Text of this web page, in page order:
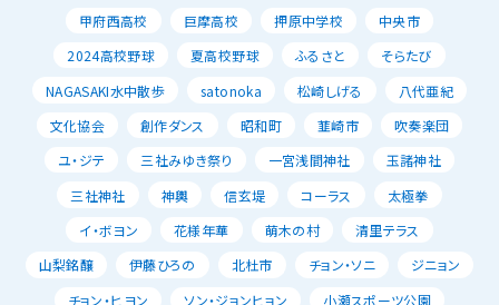
甲府西高校
巨摩高校 押原中学校
中央市
2024高校野球
夏高校野球 ふるさと
そらたび
NAGASAKI水中散歩
satonoka 松崎しげる
八代亜紀
文化協会
創作ダンス 昭和町 韮崎市
吹奏楽団
ユ・ジテ
三社みゆき祭り 一宮浅間神社
玉諸神社
三社神社
神輿 信玄堤 コーラス
太極拳
イ・ボヨン
花様年華 萌木の村
清里テラス
山梨銘醸
伊藤ひろの 北杜市 チョン・ソニ
ジニョン
チョン・ヒヨン
ソン・ジョンヒョン 小瀬スポーツ公園